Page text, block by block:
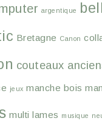
argentique
Bretagne Canon
couteaux
jeux manche bois
multi lames musique